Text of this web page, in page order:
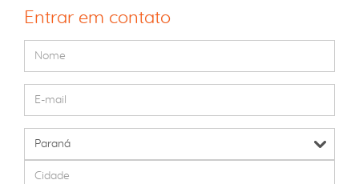
Entrar em contato